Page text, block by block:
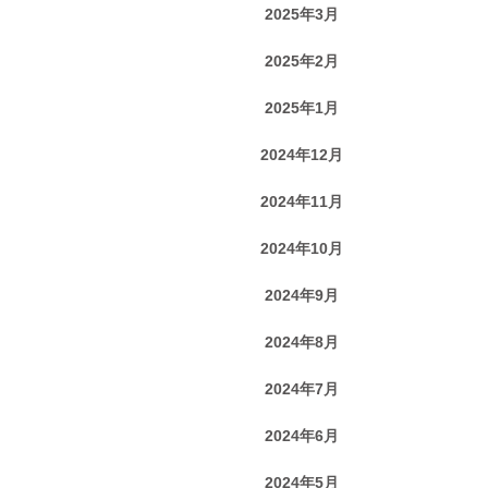
2025年3月
2025年2月
2025年1月
2024年12月
2024年11月
2024年10月
2024年9月
2024年8月
2024年7月
2024年6月
2024年5月